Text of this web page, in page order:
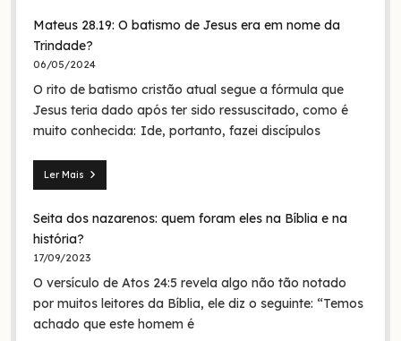
Mateus 28.19: O batismo de Jesus era em nome da
Trindade?
06/05/2024
O rito de batismo cristão atual segue a fórmula que
Jesus teria dado após ter sido ressuscitado, como é
muito conhecida: Ide, portanto, fazei discípulos
Ler Mais
Mateus
O
batismo
de
era
em
nome
da
Seita dos nazarenos: quem foram eles na Bíblia e na
história?
17/09/2023
O versículo de Atos 24:5 revela algo não tão notado
por muitos leitores da Bíblia, ele diz o seguinte: “Temos
achado que este homem é